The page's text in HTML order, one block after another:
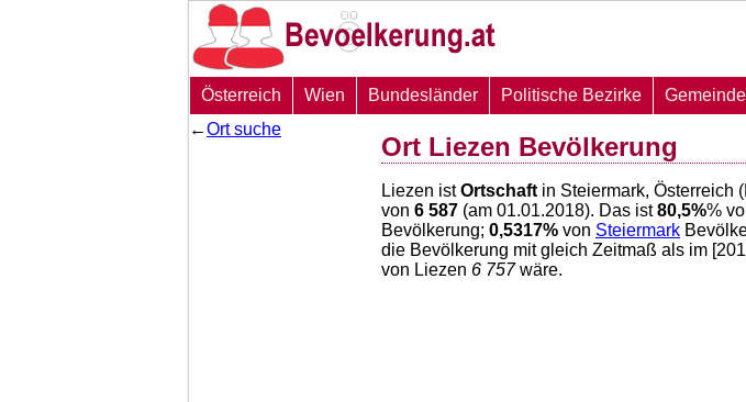
Österreich Wien Bundesländer Politische Bezirke
←Ort suche
Ort Liezen Bevölkerung
Liezen istOrtschaft in Steiermark, Österreich
von 6 587 (am 01.01.2018). Das ist80,5%%
Bevölkerung; 0,5317% von Steiermark
die Bevölkerung mit gleich Zeitmaß als im
von Liezen 6 757wäre.